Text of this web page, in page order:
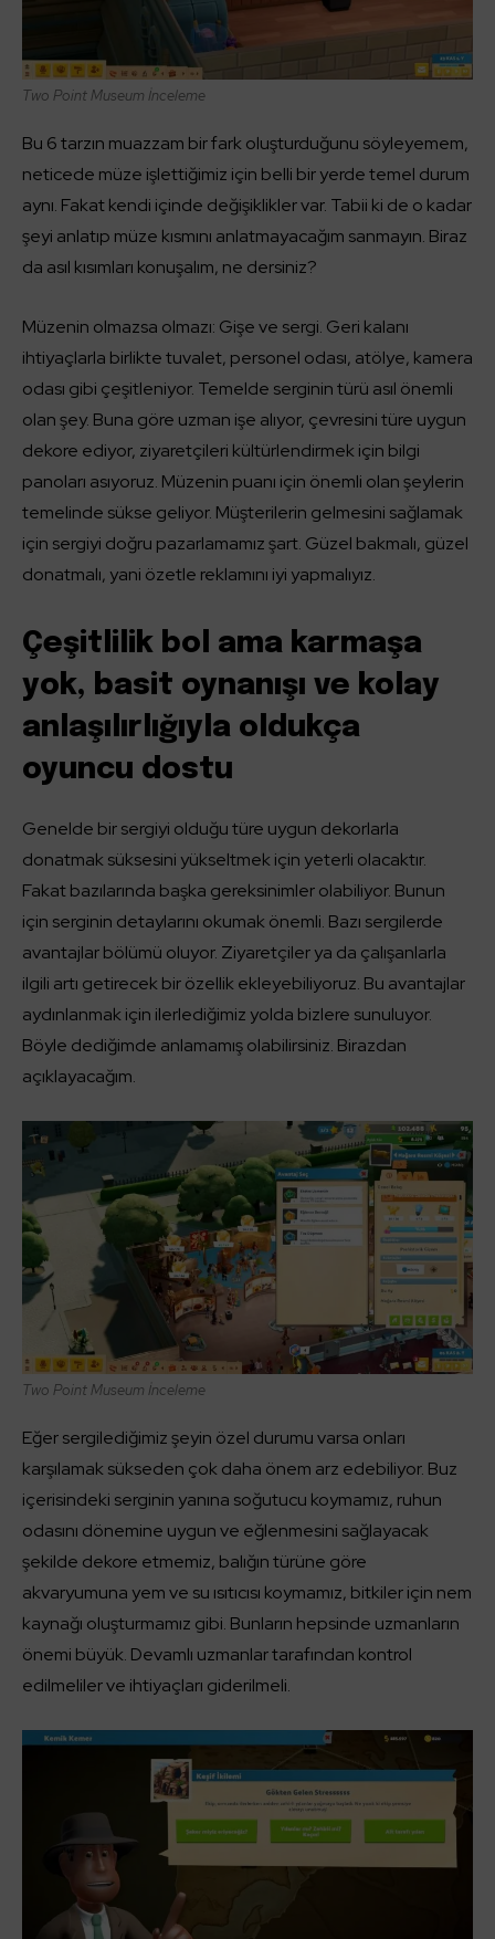
Two Point Museum İnceleme
Bu 6 tarzın muazzam bir fark oluşturduğunu söyleyemem,
neticede müze işlettiğimiz için belli bir yerde temel durum
aynı. Fakat kendi içinde değişiklikler var. Tabii ki de o kadar
şeyi anlatıp müze kısmını anlatmayacağım sanmayın. Biraz
da asıl kısımları konuşalım, ne dersiniz?
Müzenin olmazsa olmazı: Gişe ve sergi. Geri kalanı
ihtiyaçlarla birlikte tuvalet, personel odası, atölye, kamera
odası gibi çeşitleniyor. Temelde serginin türü asıl önemli
olan şey. Buna göre uzman işe alıyor, çevresini türe uygun
dekore ediyor, ziyaretçileri kültürlendirmek için bilgi
panoları asıyoruz. Müzenin puanı için önemli olan şeylerin
temelinde sükse geliyor. Müşterilerin gelmesini sağlamak
için sergiyi doğru pazarlamamız şart. Güzel bakmalı, güzel
donatmalı, yani özetle reklamını iyi yapmalıyız.
Çeşitlilik bol ama karmaşa
yok, basit oynanışı ve kolay
anlaşılırlığıyla oldukça
oyuncu dostu
Genelde bir sergiyi olduğu türe uygun dekorlarla
donatmak süksesini yükseltmek için yeterli olacaktır.
Fakat bazılarında başka gereksinimler olabiliyor. Bunun
için serginin detaylarını okumak önemli. Bazı sergilerde
avantajlar bölümü oluyor. Ziyaretçiler ya da çalışanlarla
ilgili artı getirecek bir özellik ekleyebiliyoruz. Bu avantajlar
aydınlanmak için ilerlediğimiz yolda bizlere sunuluyor.
Böyle dediğimde anlamamış olabilirsiniz. Birazdan
açıklayacağım.
Two Point Museum İnceleme
Eğer sergilediğimiz şeyin özel durumu varsa onları
karşılamak sükseden çok daha önem arz edebiliyor. Buz
içerisindeki serginin yanına soğutucu koymamız, ruhun
odasını dönemine uygun ve eğlenmesini sağlayacak
şekilde dekore etmemiz, balığın türüne göre
akvaryumuna yem ve su ısıtıcısı koymamız, bitkiler için nem
kaynağı oluşturmamız gibi. Bunların hepsinde uzmanların
önemi büyük. Devamlı uzmanlar tarafından kontrol
edilmeliler ve ihtiyaçları giderilmeli.